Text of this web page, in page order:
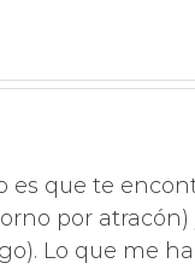
es que te
por
Lo que me